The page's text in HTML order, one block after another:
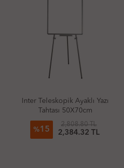
Inter Teleskopik Ayaklı Yazı
Tahtası 50X70cm
%15
2,808.80 TL
2,384.32 TL